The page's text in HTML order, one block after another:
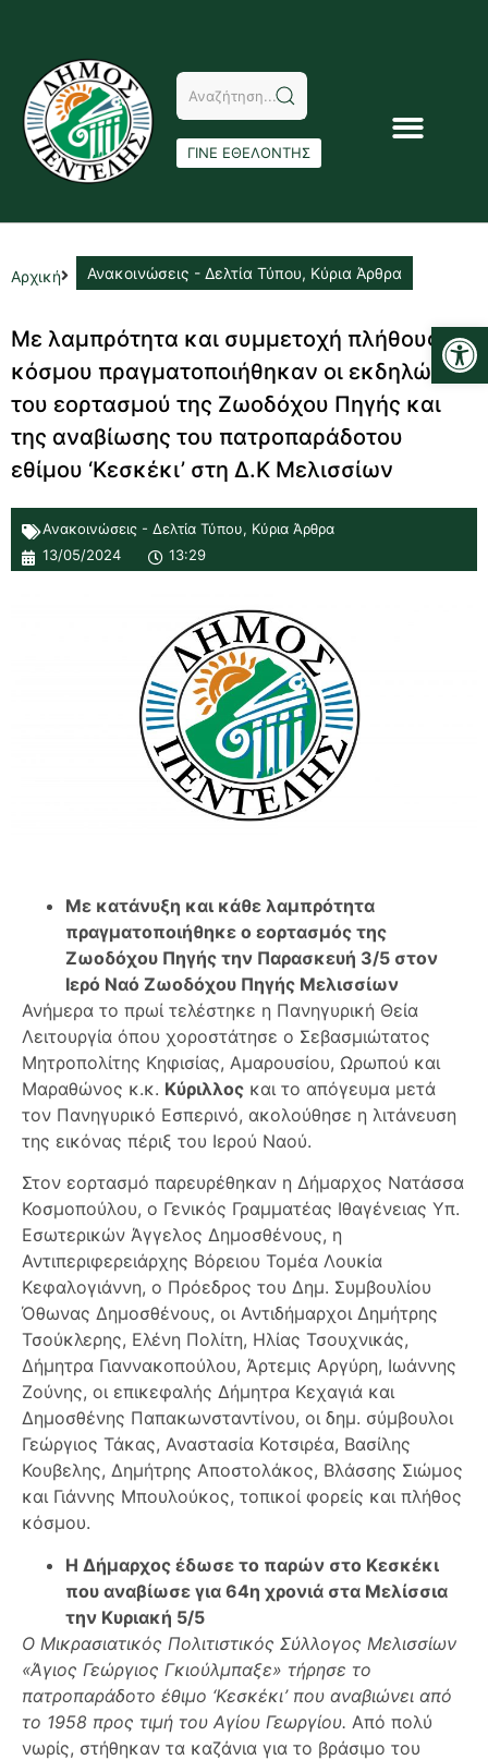
ΓΙΝΕ ΕΘΕΛΟΝΤΗΣ
Αρχική Ανακοινώσεις - Δελτία Τύπου, Κύρια Άρθρα
Με λαμπρότητα και συμμετοχή πλήθους
κόσμου πραγματοποιήθηκαν οι εκδηλώσεις
του εορτασμού της Ζωοδόχου Πηγής και
της αναβίωσης του πατροπαράδοτου
εθίμου ‘Κεσκέκι’ στη Δ.Κ Μελισσίων
Ανακοινώσεις - Δελτία Τύπου, Κύρια Άρθρα
13/05/2024
13:29
Με κατάνυξη και κάθε λαμπρότητα
πραγματοποιήθηκε ο εορτασμός της
Ζωοδόχου Πηγής την Παρασκευή 3/5 στον
Ιερό Ναό Ζωοδόχου Πηγής Μελισσίων
Ανήμερα το πρωί τελέστηκε η Πανηγυρική Θεία
Λειτουργία όπου χοροστάτησε ο Σεβασμιώτατος
Μητροπολίτης Κηφισίας, Αμαρουσίου, Ωρωπού και
Μαραθώνος κ.κ. Κύριλλος και το απόγευμα μετά
τον Πανηγυρικό Εσπερινό, ακολούθησε η λιτάνευση
της εικόνας πέριξ του Ιερού Ναού.
Στον εορτασμό παρευρέθηκαν η Δήμαρχος Νατάσσα
Κοσμοπούλου, ο Γενικός Γραμματέας Ιθαγένειας Υπ.
Εσωτερικών Άγγελος Δημοσθένους, η
Αντιπεριφερειάρχης Βόρειου Τομέα Λουκία
Κεφαλογιάννη, ο Πρόεδρος του Δημ. Συμβουλίου
Όθωνας Δημοσθένους, οι Αντιδήμαρχοι Δημήτρης
Τσούκλερης, Ελένη Πολίτη, Ηλίας Τσουχνικάς,
Δήμητρα Γιαννακοπούλου, Άρτεμις Αργύρη, Ιωάννης
Ζούνης, οι επικεφαλής Δήμητρα Κεχαγιά και
Δημοσθένης Παπακωνσταντίνου, οι δημ. σύμβουλοι
Γεώργιος Τάκας, Αναστασία Κοτσιρέα, Βασίλης
Κουβελης, Δημήτρης Αποστολάκος, Βλάσσης Σιώμος
και Γιάννης Μπουλούκος, τοπικοί φορείς και πλήθος
κόσμου.
Η Δήμαρχος έδωσε το παρών στο Κεσκέκι
που αναβίωσε για 64η χρονιά στα Μελίσσια
την Κυριακή 5/5
Ο Μικρασιατικός Πολιτιστικός Σύλλογος Μελισσίων
«Άγιος Γεώργιος Γκιούλμπαξε» τήρησε το
πατροπαράδοτο έθιμο ‘Κεσκέκι’ που αναβιώνει από
το 1958 προς τιμή του Αγίου Γεωργίου. Από πολύ
νωρίς, στήθηκαν τα καζάνια για το βράσιμο του